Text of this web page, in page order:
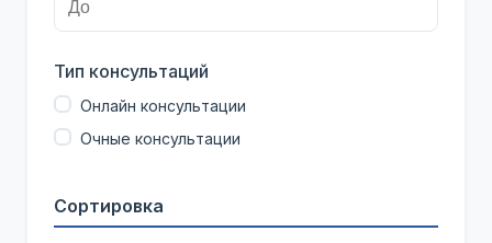
Тип консультаций
Онлайн консультации
Очные консультации
Сортировка